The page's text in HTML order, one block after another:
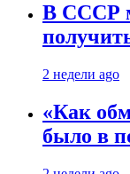
В СССР
2 недели ago
«Как
было в